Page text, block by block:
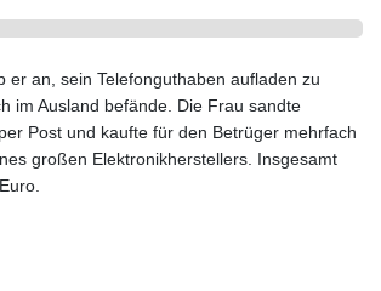
er an, sein Telefonguthaben aufladen zu
im Ausland befände. Die Frau sandte
Post und kaufte für den Betrüger mehrfach
großen Elektronikherstellers. Insgesamt